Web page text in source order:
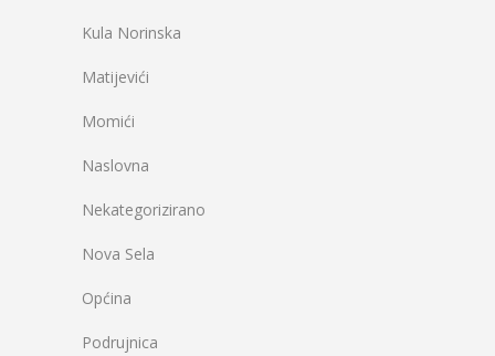
Kula Norinska
Matijevići
Momići
Naslovna
Nekategorizirano
Nova Sela
Općina
Podrujnica